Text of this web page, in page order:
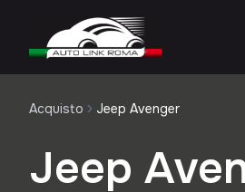
Acquisto Jeep Avenger
Jeep